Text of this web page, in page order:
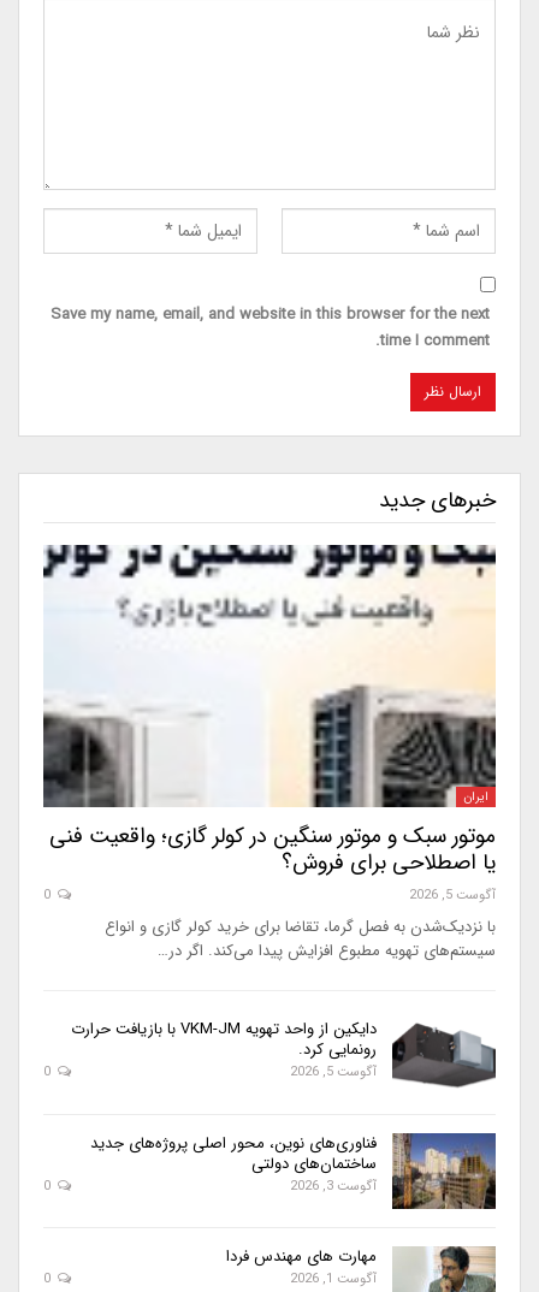
Save my name, email, and website in this browser for the next
time I comment.
خبرهای جدید
ایران
موتور سبک و موتور سنگین در کولر گازی؛ واقعیت فنی
یا اصطلاحی برای فروش؟
آگوست 5, 2026
با نزدیک‌شدن به فصل گرما، تقاضا برای خرید کولر گازی و انواع
سیستم‌های تهویه مطبوع افزایش پیدا می‌کند. اگر در…
دایکین از واحد تهویه VKM-JM با بازیافت حرارت
رونمایی کرد.
آگوست 5, 2026
فناوری‌های نوین، محور اصلی پروژه‌های جدید
ساختمان‌های دولتی
آگوست 3, 2026
مهارت های مهندس فردا
آگوست 1, 2026